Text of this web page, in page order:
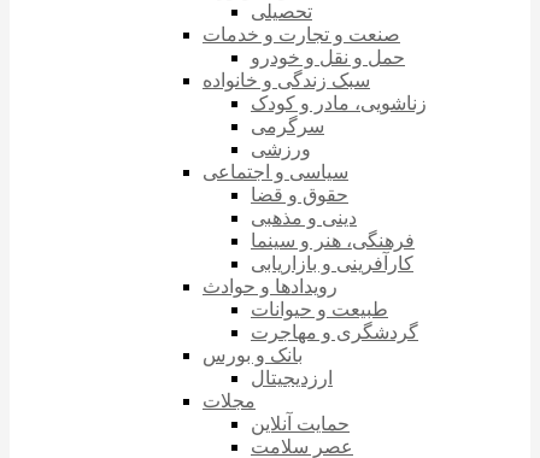
تحصیلی
صنعت و تجارت و خدمات
حمل و نقل و خودرو
سبک زندگی و خانواده
زناشویی، مادر و کودک
سرگرمی
ورزشی
سیاسی و اجتماعی
حقوق و قضا
دینی و مذهبی
فرهنگی، هنر و سینما
کارآفرینی و بازاریابی
رویدادها و حوادث
طبیعت و حیوانات
گردشگری و مهاجرت
بانک و بورس
ارزدیجیتال
مجلات
حمایت آنلاین
عصر سلامت